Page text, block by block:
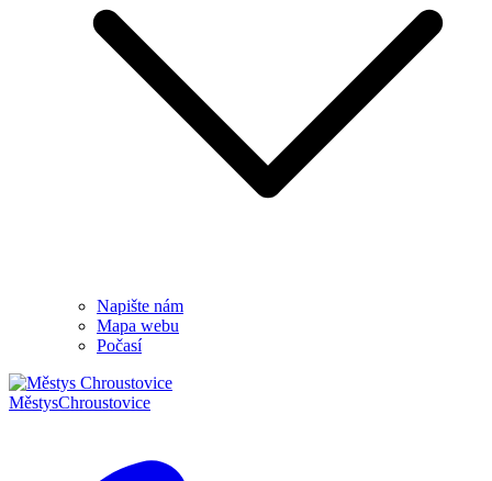
Napište nám
Mapa webu
Počasí
MěstysChroustovice